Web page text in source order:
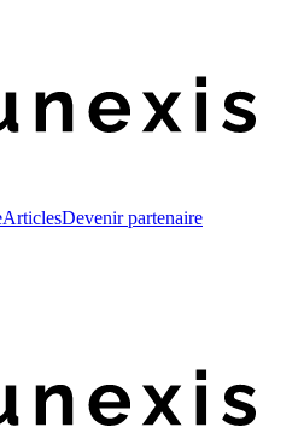
ArticlesDevenir partenaire